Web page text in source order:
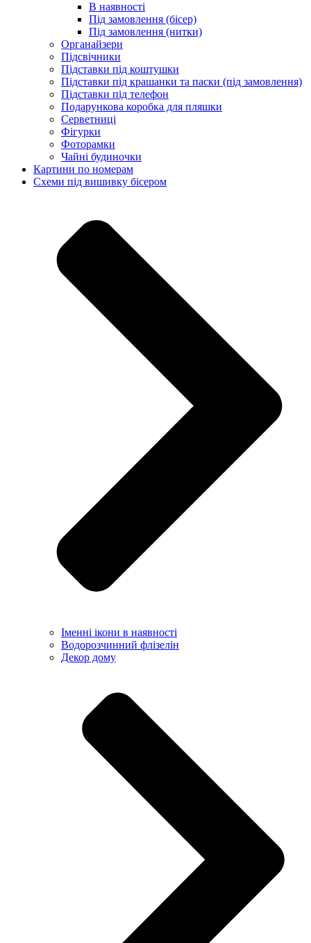
В наявності
Під замовлення (бісер)
Під замовлення (нитки)
Органайзери
Підсвічники
Підставки під коштушки
Підставки під крашанки та паски (під замовлення)
Підставки під телефон
Подарункова коробка для пляшки
Серветниці
Фігурки
Фоторамки
Чайні будиночки
Картини по номерам
Схеми під вишивку бісером
Іменні ікони в наявності
Водорозчинний флізелін
Декор дому